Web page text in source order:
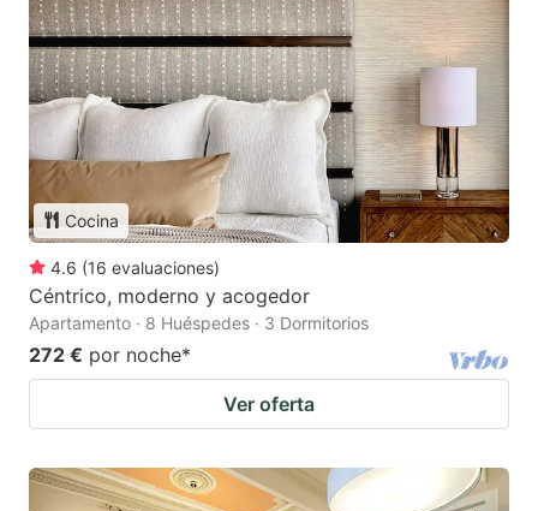
Cocina
4.6 (16 evaluaciones)
Céntrico, moderno y acogedor
Apartamento · 8 Huéspedes · 3 Dormitorios
272 € por noche*
Ver oferta